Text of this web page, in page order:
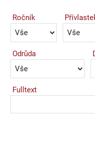
Ročník
Odrůda
Fulltext